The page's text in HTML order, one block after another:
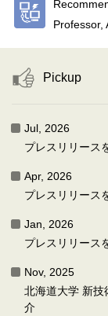
Professor,
Pickup
Jul, 2026
プレスリリース
Apr, 2026
プレスリリース
Jan, 2026
プレスリリース
Nov, 2025
北海道大学 新技
介